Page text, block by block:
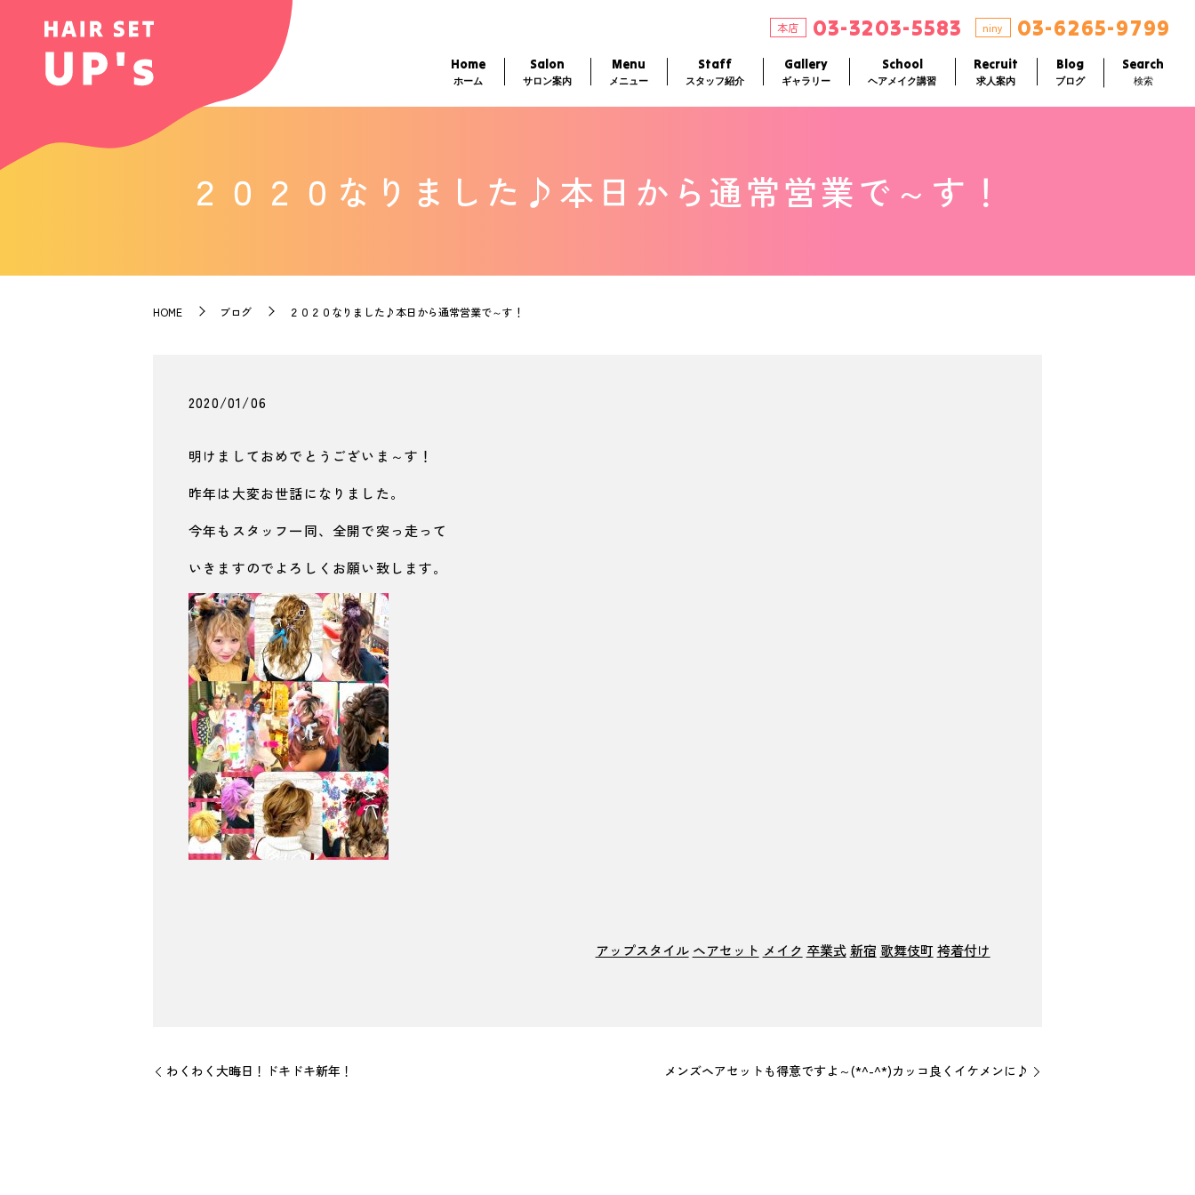
本店 03-3203-5583 niny 03-6265-9799
Home
ホーム
Salon
サロン案内
Menu
メニュー
Staff
スタッフ紹介
Gallery
ギャラリー
School
ヘアメイク講習
Recruit
求人案内
Blog
ブログ
Search
検索
２０２０なりました♪本日から通常営業で～す！
HOME ブログ ２０２０なりました♪本日から通常営業で～す！
2020/01/06
明けましておめでとうございま～す！
昨年は大変お世話になりました。
今年もスタッフ一同、全開で突っ走って
いきますのでよろしくお願い致します。
アップスタイル ヘアセット メイク 卒業式 新宿 歌舞伎町 袴着付け
わくわく大晦日！ドキドキ新年！ メンズヘアセットも得意ですよ～(*^-^*)カッコ良くイケメンに♪